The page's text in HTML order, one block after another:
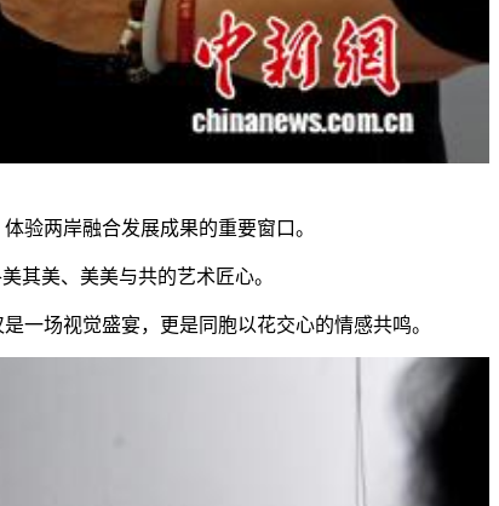
两岸融合发展成果的重要窗口。
美、美美与共的艺术匠心。
场视觉盛宴，更是同胞以花交心的情感共鸣。